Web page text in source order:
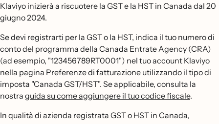
Klaviyo inizierà a riscuotere la GST e la HST in Canada dal 20
giugno 2024.
Se devi registrarti per la GST o la HST, indica il tuo numero di
conto del programma della Canada Entrate Agency (CRA)
(ad esempio, "123456789RT0001") nel tuo account Klaviyo
nella pagina Preferenze di fatturazione utilizzando il tipo di
imposta "Canada GST/HST". Se applicabile, consulta la
nostra guida su come aggiungere il tuo codice fiscale.
In qualità di azienda registrata GST o HST in Canada,